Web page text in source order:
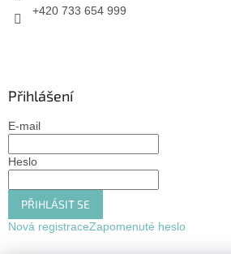
+420 733 654 999
Přihlášení
E-mail
Heslo
PŘIHLÁSIT SE
Nová registraceZapomenuté heslo